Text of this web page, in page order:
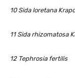
10 Sida loretana
11 Sida rhizomatosa
12 Tephrosia fertilis